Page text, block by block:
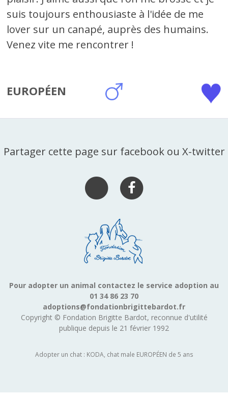
suis toujours enthousiaste à l'idée de me
lover sur un canapé, auprès des humains.
Venez vite me rencontrer !
EUROPÉEN
Partager cette page sur facebook ou X-twitter
Pour adopter un animal contactez le service adoption au
01 34 86 23 70
adoptions@fondationbrigittebardot.fr
Copyright © Fondation Brigitte Bardot, reconnue d'utilité
publique depuis le 21 février 1992
Adopter un chat : KODA, chat male EUROPÉEN de 5 ans